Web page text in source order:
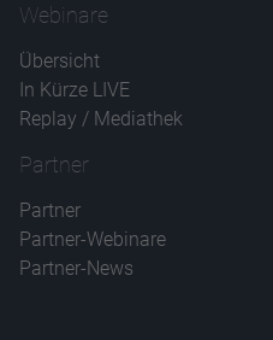
Webinare
Übersicht
In Kürze LIVE
Replay / Mediathek
Partner
Partner
Partner-Webinare
Partner-News